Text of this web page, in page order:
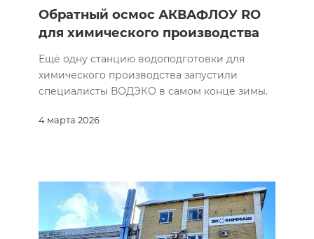
4 марта 2026
Обратный осмос АКВАФЛОУ RO
для химического производства
Ещё одну станцию водоподготовки для
химического производства запустили
специалисты ВОДЭКО в самом конце зимы.